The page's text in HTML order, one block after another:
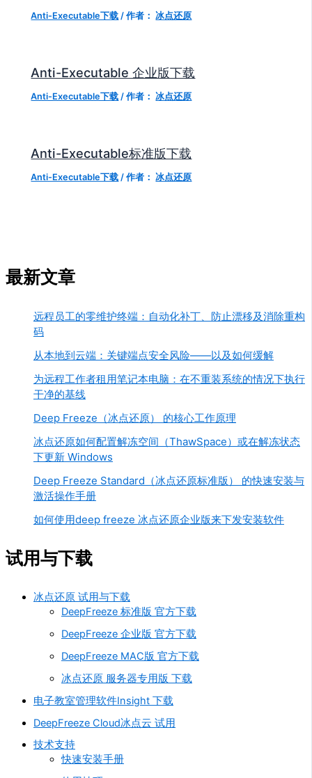
Anti-Executable下载 / 作者： 冰点还原
Anti-Executable 企业版下载
Anti-Executable下载 / 作者： 冰点还原
Anti-Executable标准版下载
Anti-Executable下载 / 作者： 冰点还原
最新文章
远程员工的零维护终端：自动化补丁、防止漂移及消除重构
码
从本地到云端：关键端点安全风险——以及如何缓解
为远程工作者租用笔记本电脑：在不重装系统的情况下执行
干净的基线
Deep Freeze（冰点还原） 的核心工作原理
冰点还原如何配置解冻空间（ThawSpace）或在解冻状态
下更新 Windows
Deep Freeze Standard（冰点还原标准版） 的快速安装与
激活操作手册
如何使用deep freeze 冰点还原企业版来下发安装软件
试用与下载
冰点还原 试用与下载
DeepFreeze 标准版 官方下载
DeepFreeze 企业版 官方下载
DeepFreeze MAC版 官方下载
冰点还原 服务器专用版 下载
电子教室管理软件Insight 下载
DeepFreeze Cloud冰点云 试用
技术支持
快速安装手册